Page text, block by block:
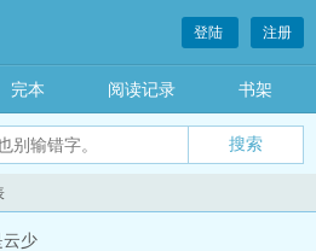
登陆 注册
完本 阅读记录 书架
云少